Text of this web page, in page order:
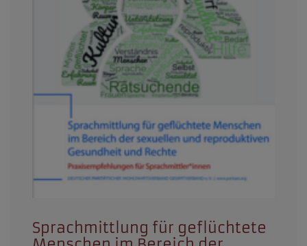
Sprachmittlung für geflüchtete